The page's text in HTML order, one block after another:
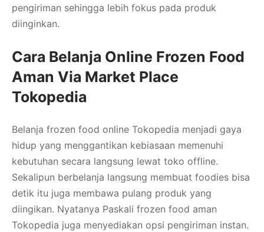
pengiriman sehingga lebih fokus pada produk
diinginkan.
Cara Belanja Online Frozen Food
Aman Via Market Place
Tokopedia
Belanja frozen food online Tokopedia menjadi gaya
hidup yang menggantikan kebiasaan memenuhi
kebutuhan secara langsung lewat toko offline.
Sekalipun berbelanja langsung membuat foodies bisa
detik itu juga membawa pulang produk yang
diingikan. Nyatanya Paskali frozen food aman
Tokopedia juga menyediakan opsi pengiriman instan.